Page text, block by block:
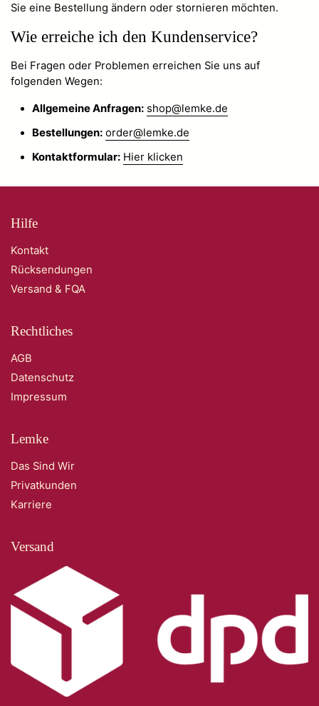
Sie eine Bestellung ändern oder stornieren möchten.
Wie erreiche ich den Kundenservice?
Bei Fragen oder Problemen erreichen Sie uns auf
folgenden Wegen:
Allgemeine Anfragen: shop@lemke.de
Bestellungen: order@lemke.de
Kontaktformular: Hier klicken
Hilfe
Kontakt
Rücksendungen
Versand & FQA
Rechtliches
AGB
Datenschutz
Impressum
Lemke
Das Sind Wir
Privatkunden
Karriere
Versand